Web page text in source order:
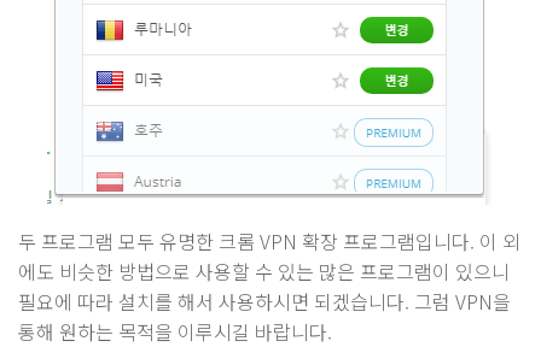
두 프로그램 모두 유명한 크롬 VPN 확장 프로그램입니다. 이 외
에도 비슷한 방법으로 사용할 수 있는 많은 프로그램이 있으니
필요에 따라 설치를 해서 사용하시면 되겠습니다. 그럼 VPN을
통해 원하는 목적을 이루시길 바랍니다.